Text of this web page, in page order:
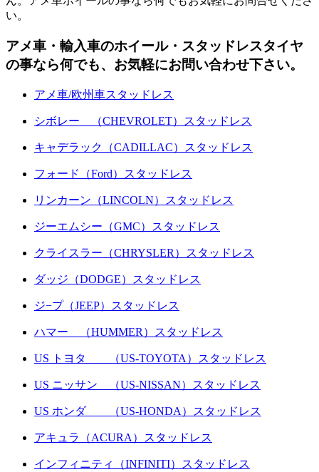
い。
アメ車・輸入車のホイール・スタッドレスタイヤ
の事なら何でも、お気軽にお問い合わせ下さい。
アメ車/欧州車スタッドレス
シボレー （CHEVROLET）スタッドレス
キャデラック（CADILLAC）スタッドレス
フォード（Ford）スタッドレス
リンカーン（LINCOLN）スタッドレス
ジーエムシー（GMC）スタッドレス
クライスラー（CHRYSLER）スタッドレス
ダッジ（DODGE）スタッドレス
ジ−プ（JEEP）スタッドレス
ハマー （HUMMER）スタッドレス
US トヨタ （US-TOYOTA）スタッドレス
US ニッサン （US-NISSAN）スタッドレス
US ホンダ （US-HONDA）スタッドレス
アキュラ（ACURA）スタッドレス
インフィニティ（INFINITI）スタッドレス